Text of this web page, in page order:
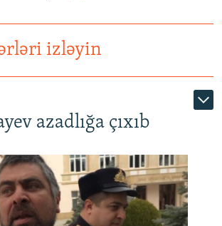
izləyin
azadlığa çıxıb